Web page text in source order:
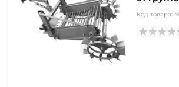
Код товара: